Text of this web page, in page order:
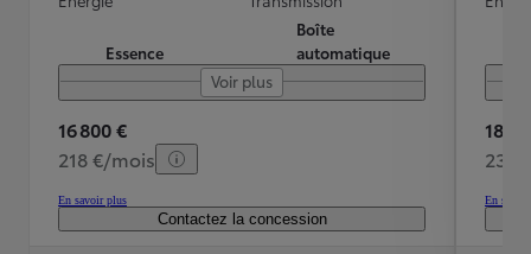
Essence
Boîte
automatique
Voir plus
16 800 €
218 €/mois
En savoir plus
Contactez la concession
18
236
En